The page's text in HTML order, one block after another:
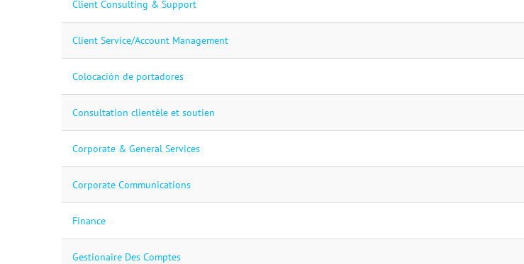
Client Consulting & Support
Client Service/Account Management
Colocación de portadores
Consultation clientèle et soutien
Corporate & General Services
Corporate Communications
Finance
Gestionaire Des Comptes